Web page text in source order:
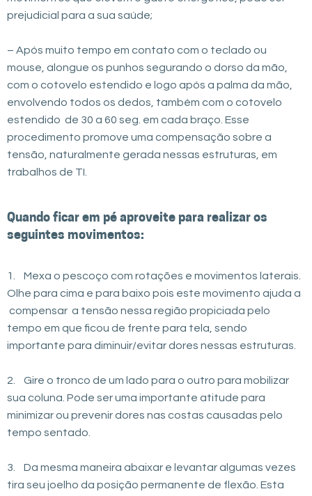
prejudicial para a sua saúde;
– Após muito tempo em contato com o teclado ou
mouse, alongue os punhos segurando o dorso da mão,
com o cotovelo estendido e logo após a palma da mão,
envolvendo todos os dedos, também com o cotovelo
estendido de 30 a 60 seg. em cada braço. Esse
procedimento promove uma compensação sobre a
tensão, naturalmente gerada nessas estruturas, em
trabalhos de TI.
Quando ficar em pé aproveite para realizar os
seguintes movimentos:
1. Mexa o pescoço com rotações e movimentos laterais.
Olhe para cima e para baixo pois este movimento ajuda a
compensar a tensão nessa região propiciada pelo
tempo em que ficou de frente para tela, sendo
importante para diminuir/evitar dores nessas estruturas.
2. Gire o tronco de um lado para o outro para mobilizar
sua coluna. Pode ser uma importante atitude para
minimizar ou prevenir dores nas costas causadas pelo
tempo sentado.
3. Da mesma maneira abaixar e levantar algumas vezes
tira seu joelho da posição permanente de flexão. Esta